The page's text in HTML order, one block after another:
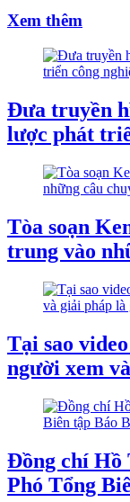
Xem thêm
Đưa truyền
lược phát
Tòa soạn
trung vào
Tại sao
người xem
Đồng chí Hồ
Phó Tổng